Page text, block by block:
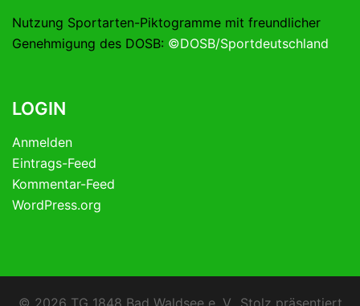
Nutzung Sportarten-Piktogramme mit freundlicher
Genehmigung des DOSB: ©DOSB/Sportdeutschland
LOGIN
Anmelden
Eintrags-Feed
Kommentar-Feed
WordPress.org